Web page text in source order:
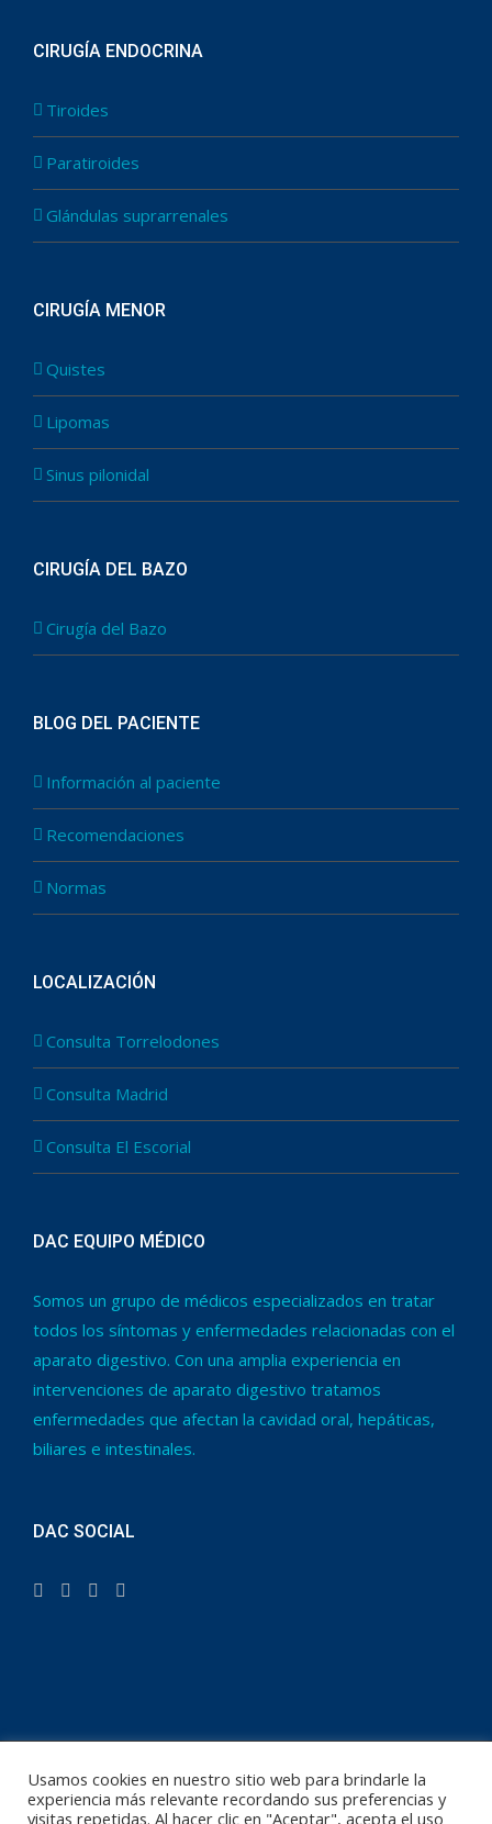
CIRUGÍA ENDOCRINA
Tiroides
Paratiroides
Glándulas suprarrenales
CIRUGÍA MENOR
Quistes
Lipomas
Sinus pilonidal
CIRUGÍA DEL BAZO
Cirugía del Bazo
BLOG DEL PACIENTE
Información al paciente
Recomendaciones
Normas
LOCALIZACIÓN
Consulta Torrelodones
Consulta Madrid
Consulta El Escorial
DAC EQUIPO MÉDICO
Somos un grupo de médicos especializados en tratar
todos los síntomas y enfermedades relacionadas con el
aparato digestivo. Con una amplia experiencia en
intervenciones de aparato digestivo tratamos
enfermedades que afectan la cavidad oral, hepáticas,
biliares e intestinales.
DAC SOCIAL
Copyright © 2022DAC Equipo Médico. Todos los derechos
reservados.
Usamos cookies en nuestro sitio web para brindarle la
experiencia más relevante recordando sus preferencias y
visitas repetidas. Al hacer clic en "Aceptar", acepta el uso